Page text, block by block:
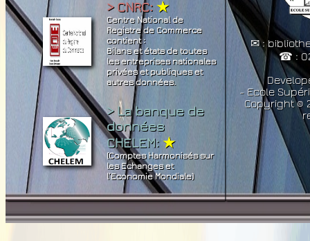
> CNRC:★
Centre National de
Registre de Commerce
contient :
Bilans et états de toutes
les entreprises nationales
privées et publiques et
autres données.
> La banque de
données
CHELEM:★
(Comptes Harmonisés sur
les Echanges et
l’Economie Mondiale)
✉ :
☎ :
- Ecole
Copyright ©